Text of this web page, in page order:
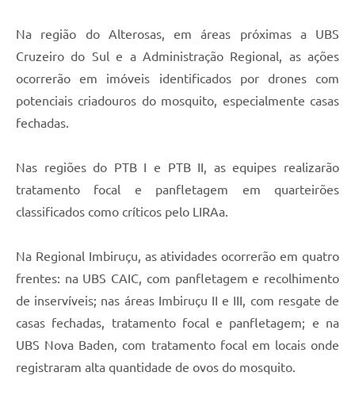
Na região do Alterosas, em áreas próximas a UBS
Cruzeiro do Sul e a Administração Regional, as ações
ocorrerão em imóveis identificados por drones com
potenciais criadouros do mosquito, especialmente casas
fechadas.
Nas regiões do PTB I e PTB II, as equipes realizarão
tratamento focal e panfletagem em quarteirões
classificados como críticos pelo LIRAa.
Na Regional Imbiruçu, as atividades ocorrerão em quatro
frentes: na UBS CAIC, com panfletagem e recolhimento
de inservíveis; nas áreas Imbiruçu II e III, com resgate de
casas fechadas, tratamento focal e panfletagem; e na
UBS Nova Baden, com tratamento focal em locais onde
registraram alta quantidade de ovos do mosquito.